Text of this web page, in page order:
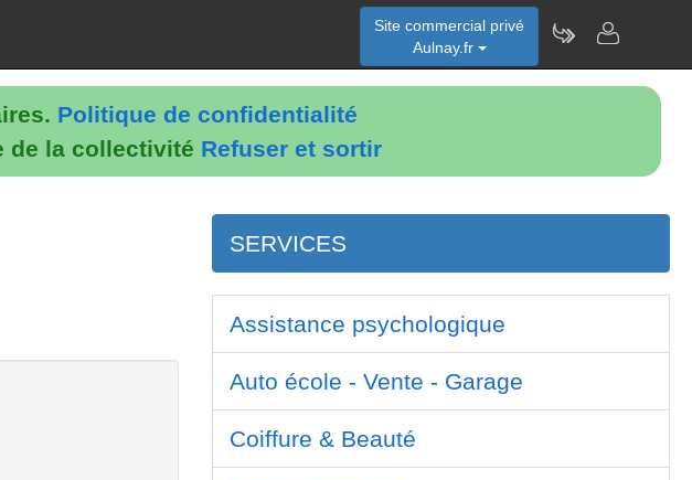
Politique de confidentialité
de la collectivité Refuser et sortir
Site commercial privé
Aulnay.fr
SERVICES
Assistance psychologique
Auto école - Vente - Garage
Coiffure & Beauté